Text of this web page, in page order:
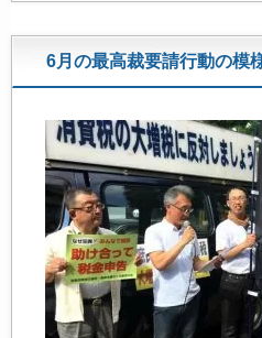
e
b
o
o
k
6月の最高裁要請行動の模